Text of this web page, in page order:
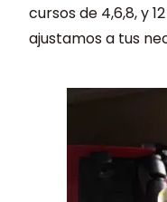
cursos de 4,6,8, y
ajustamos a tus